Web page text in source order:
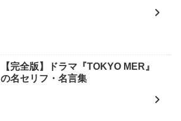
【完全版】ドラマ『TOKYO MER』
の名セリフ・名言集